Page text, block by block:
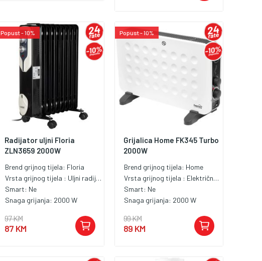
Popust - 10%
Radijator uljni Floria
ZLN3659 2000W
Brend grijnog tijela: Floria
Vrsta grijnog tijela : Uljni radijator
Smart: Ne
Snaga grijanja: 2000 W
97 KM
87 KM
Popust - 10%
Grijalica Home FK345 Turbo
2000W
Brend grijnog tijela: Home
Vrsta grijnog tijela : Električna grijalica
Smart: Ne
Snaga grijanja: 2000 W
99 KM
89 KM